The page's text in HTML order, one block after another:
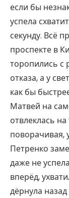
если бы
успела
секунду. Всё
проспекте в
торопились с
отказа, а у
как бы
Матвей на
отвлеклась
поворачивая,
Петренко
даже не
вперёд,
дёрнула